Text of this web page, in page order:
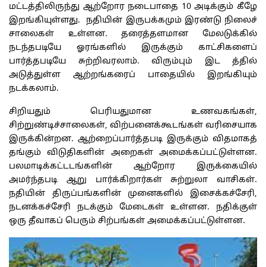
மட்டத்திலிருந்து ஆற்றோர நடைபாதை 10 அடிக்கும் கீழே
இறங்கியுள்ளது. நதியின் இருபக்கமும் இரண்டு நிலைச்
சாலைகள் உள்ளன. தரைத்தளமான மேலடுக்கில்
நடந்தபடியே ஓரங்களில் இருக்கும் காட்சிகளைப்
பார்த்தபடியே சுற்றிவரலாம். விரும்பும் இட த்தில்
அடுத்துள்ள ஆற்றங்கரைப் பாதையில் இறங்கியும்
நடக்கலாம்.
சிறியதும் பெரியதுமான உணவகங்கள்,
சிற்றுண்டிச்சாலைகள், விற்பனைக்கூடங்கள் வரிசையாக
இருக்கின்றன. ஆற்றைப்பார்த்தபடி இருக்கும் விதமாகத்
தங்கும் விடுதிகளின் அறைகள் அமைக்கப்பட்டுள்ளன.
பலமாடிக்கட்டடங்களின் ஆற்றோர இருக்கையில்
அமர்ந்தபடி ஆறு பார்க்கிறார்கள் சுற்றுலா வாசிகள்.
நதியின் திருப்பங்களின் முனைகளில் இசைக்கச்சேரி,
நடனக்கச்சேரி நடக்கும் மேடைகள் உள்ளன. நதிக்குள்
ஒரு தீவாகப் பெரும் சிற்பங்கள் அமைக்கப்பட்டுள்ளன.